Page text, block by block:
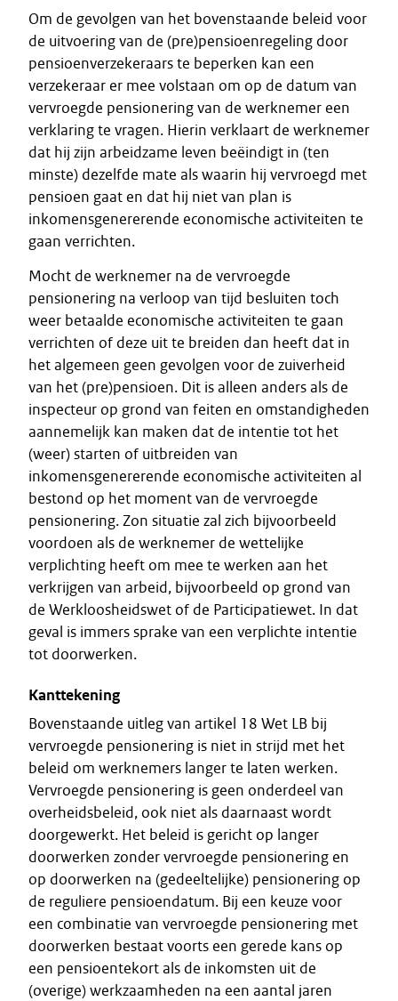
Om de gevolgen van het bovenstaande beleid voor
de uitvoering van de (pre)pensioenregeling door
pensioenverzekeraars te beperken kan een
verzekeraar er mee volstaan om op de datum van
vervroegde pensionering van de werknemer een
verklaring te vragen. Hierin verklaart de werknemer
dat hij zijn arbeidzame leven beëindigt in (ten
minste) dezelfde mate als waarin hij vervroegd met
pensioen gaat en dat hij niet van plan is
inkomensgenererende economische activiteiten te
gaan verrichten.
Mocht de werknemer na de vervroegde
pensionering na verloop van tijd besluiten toch
weer betaalde economische activiteiten te gaan
verrichten of deze uit te breiden dan heeft dat in
het algemeen geen gevolgen voor de zuiverheid
van het (pre)pensioen. Dit is alleen anders als de
inspecteur op grond van feiten en omstandigheden
aannemelijk kan maken dat de intentie tot het
(weer) starten of uitbreiden van
inkomensgenererende economische activiteiten al
bestond op het moment van de vervroegde
pensionering. Zon situatie zal zich bijvoorbeeld
voordoen als de werknemer de wettelijke
verplichting heeft om mee te werken aan het
verkrijgen van arbeid, bijvoorbeeld op grond van
de Werkloosheidswet of de Participatiewet. In dat
geval is immers sprake van een verplichte intentie
tot doorwerken.
Kanttekening
Bovenstaande uitleg van artikel 18 Wet LB bij
vervroegde pensionering is niet in strijd met het
beleid om werknemers langer te laten werken.
Vervroegde pensionering is geen onderdeel van
overheidsbeleid, ook niet als daarnaast wordt
doorgewerkt. Het beleid is gericht op langer
doorwerken zonder vervroegde pensionering en
op doorwerken na (gedeeltelijke) pensionering op
de reguliere pensioendatum. Bij een keuze voor
een combinatie van vervroegde pensionering met
doorwerken bestaat voorts een gerede kans op
een pensioentekort als de inkomsten uit de
(overige) werkzaamheden na een aantal jaren